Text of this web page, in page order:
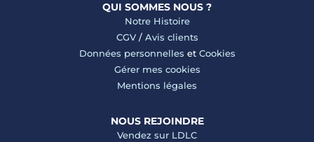
QUI SOMMES NOUS ?
Notre Histoire
CGV/ Avis clients
Données personnelles et Cookies
Gérer mes cookies
Mentions légales
NOUS REJOINDRE
Vendez sur LDLC